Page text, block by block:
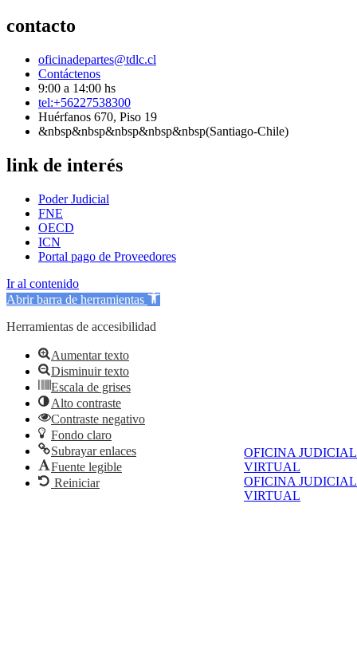
OFICINA JUDICIAL
VIRTUAL
OFICINA JUDICIAL
VIRTUAL
contacto
oficinadepartes@tdlc.cl
Contáctenos
9:00 a 14:00 hs
tel:+56227538300
Huérfanos 670, Piso 19
&nbsp&nbsp&nbsp&nbsp&nbsp(Santiago-Chile)
link de interés
Poder Judicial
FNE
OECD
ICN
Portal pago de Proveedores
Ir al contenido
Abrir barra de herramientas
Herramientas de accesibilidad
Aumentar texto
Disminuir texto
Escala de grises
Alto contraste
Contraste negativo
Fondo claro
Subrayar enlaces
Fuente legible
Reiniciar